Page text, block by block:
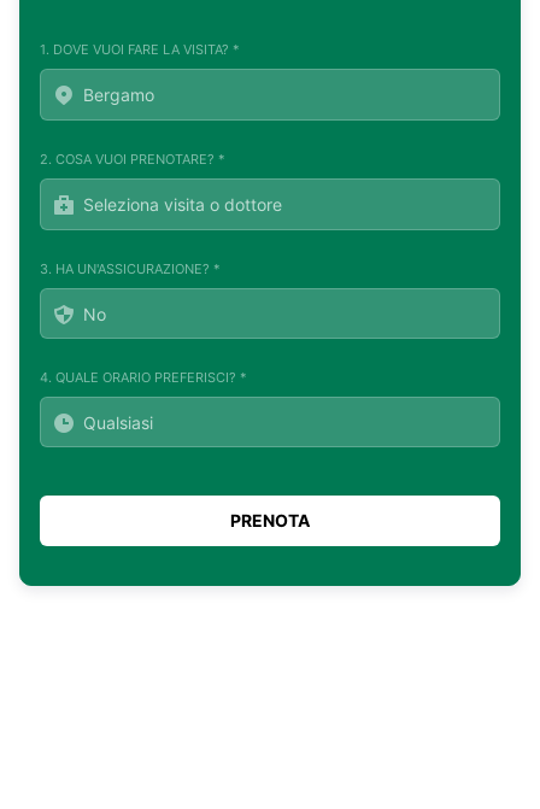
1. DOVE VUOI FARE LA VISITA? *
2. COSA VUOI PRENOTARE? *
3. HA UN'ASSICURAZIONE? *
4. QUALE ORARIO PREFERISCI? *